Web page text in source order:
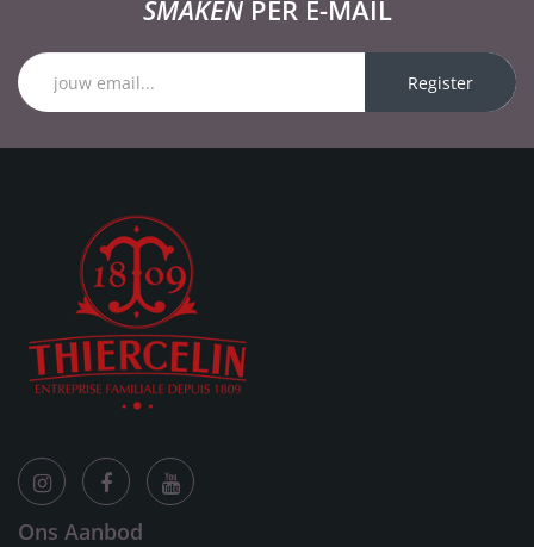
SMAKENPER E-MAIL
Register
Ons Aanbod